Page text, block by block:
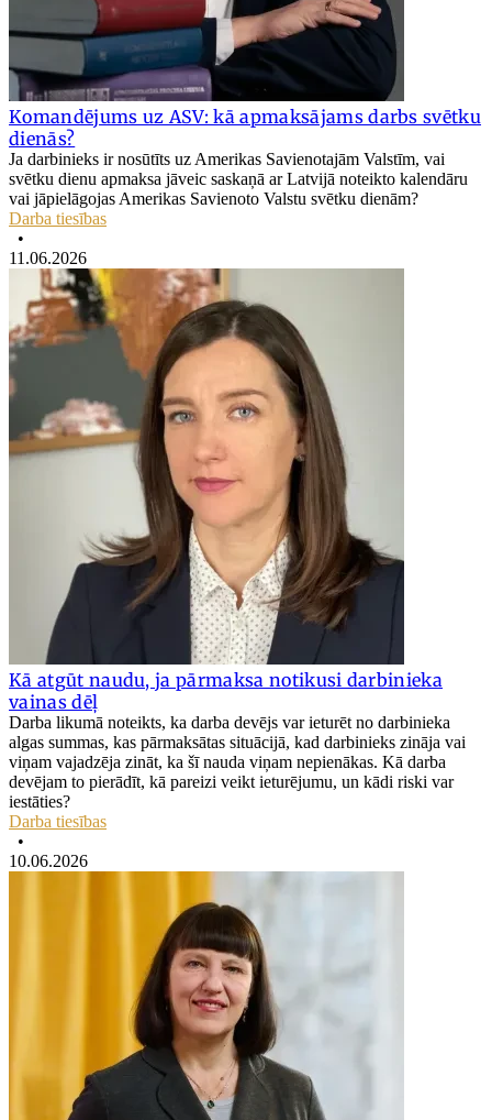
Komandējums uz ASV: kā apmaksājams darbs svētku
dienās?
Ja darbinieks ir nosūtīts uz Amerikas Savienotajām Valstīm, vai
svētku dienu apmaksa jāveic saskaņā ar Latvijā noteikto kalendāru
vai jāpielāgojas Amerikas Savienoto Valstu svētku dienām?
Darba tiesības
•
11.06.2026
Kā atgūt naudu, ja pārmaksa notikusi darbinieka
vainas dēļ
Darba likumā noteikts, ka darba devējs var ieturēt no darbinieka
algas summas, kas pārmaksātas situācijā, kad darbinieks zināja vai
viņam vajadzēja zināt, ka šī nauda viņam nepienākas. Kā darba
devējam to pierādīt, kā pareizi veikt ieturējumu, un kādi riski var
iestāties?
Darba tiesības
•
10.06.2026